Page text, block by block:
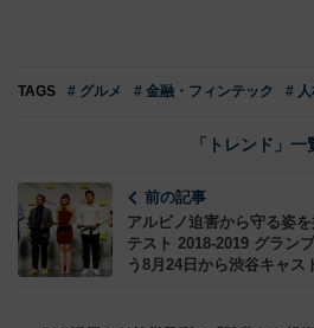
TAGS # グルメ # 金融・フィンテック #
「トレンド」一
前の記事
アルビノ迫害から守る姿
テスト 2018-2019 グラン
う8月24日から渋谷キャス